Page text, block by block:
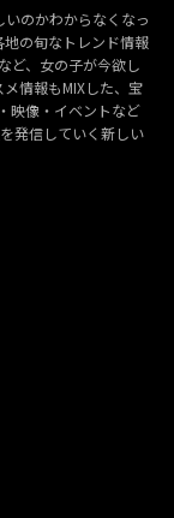
のかわからなくなっ
の旬なトレンド情報
ど、女の子が今欲し
情報もMIXした、宝
映像・イベントなど
発信していく新しい